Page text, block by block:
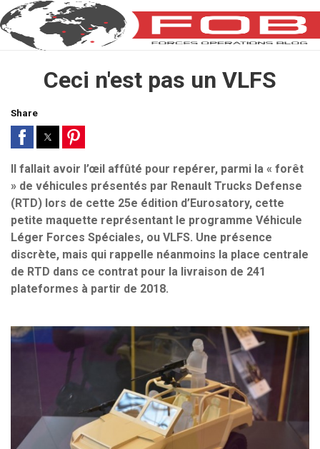
Ceci n'est pas un VLFS
Share
Il fallait avoir l’œil affûté pour repérer, parmi la « forêt
» de véhicules présentés par Renault Trucks Defense
(RTD) lors de cette 25e édition d’Eurosatory, cette
petite maquette représentant le programme Véhicule
Léger Forces Spéciales, ou VLFS. Une présence
discrète, mais qui rappelle néanmoins la place centrale
de RTD dans ce contrat pour la livraison de 241
plateformes à partir de 2018.